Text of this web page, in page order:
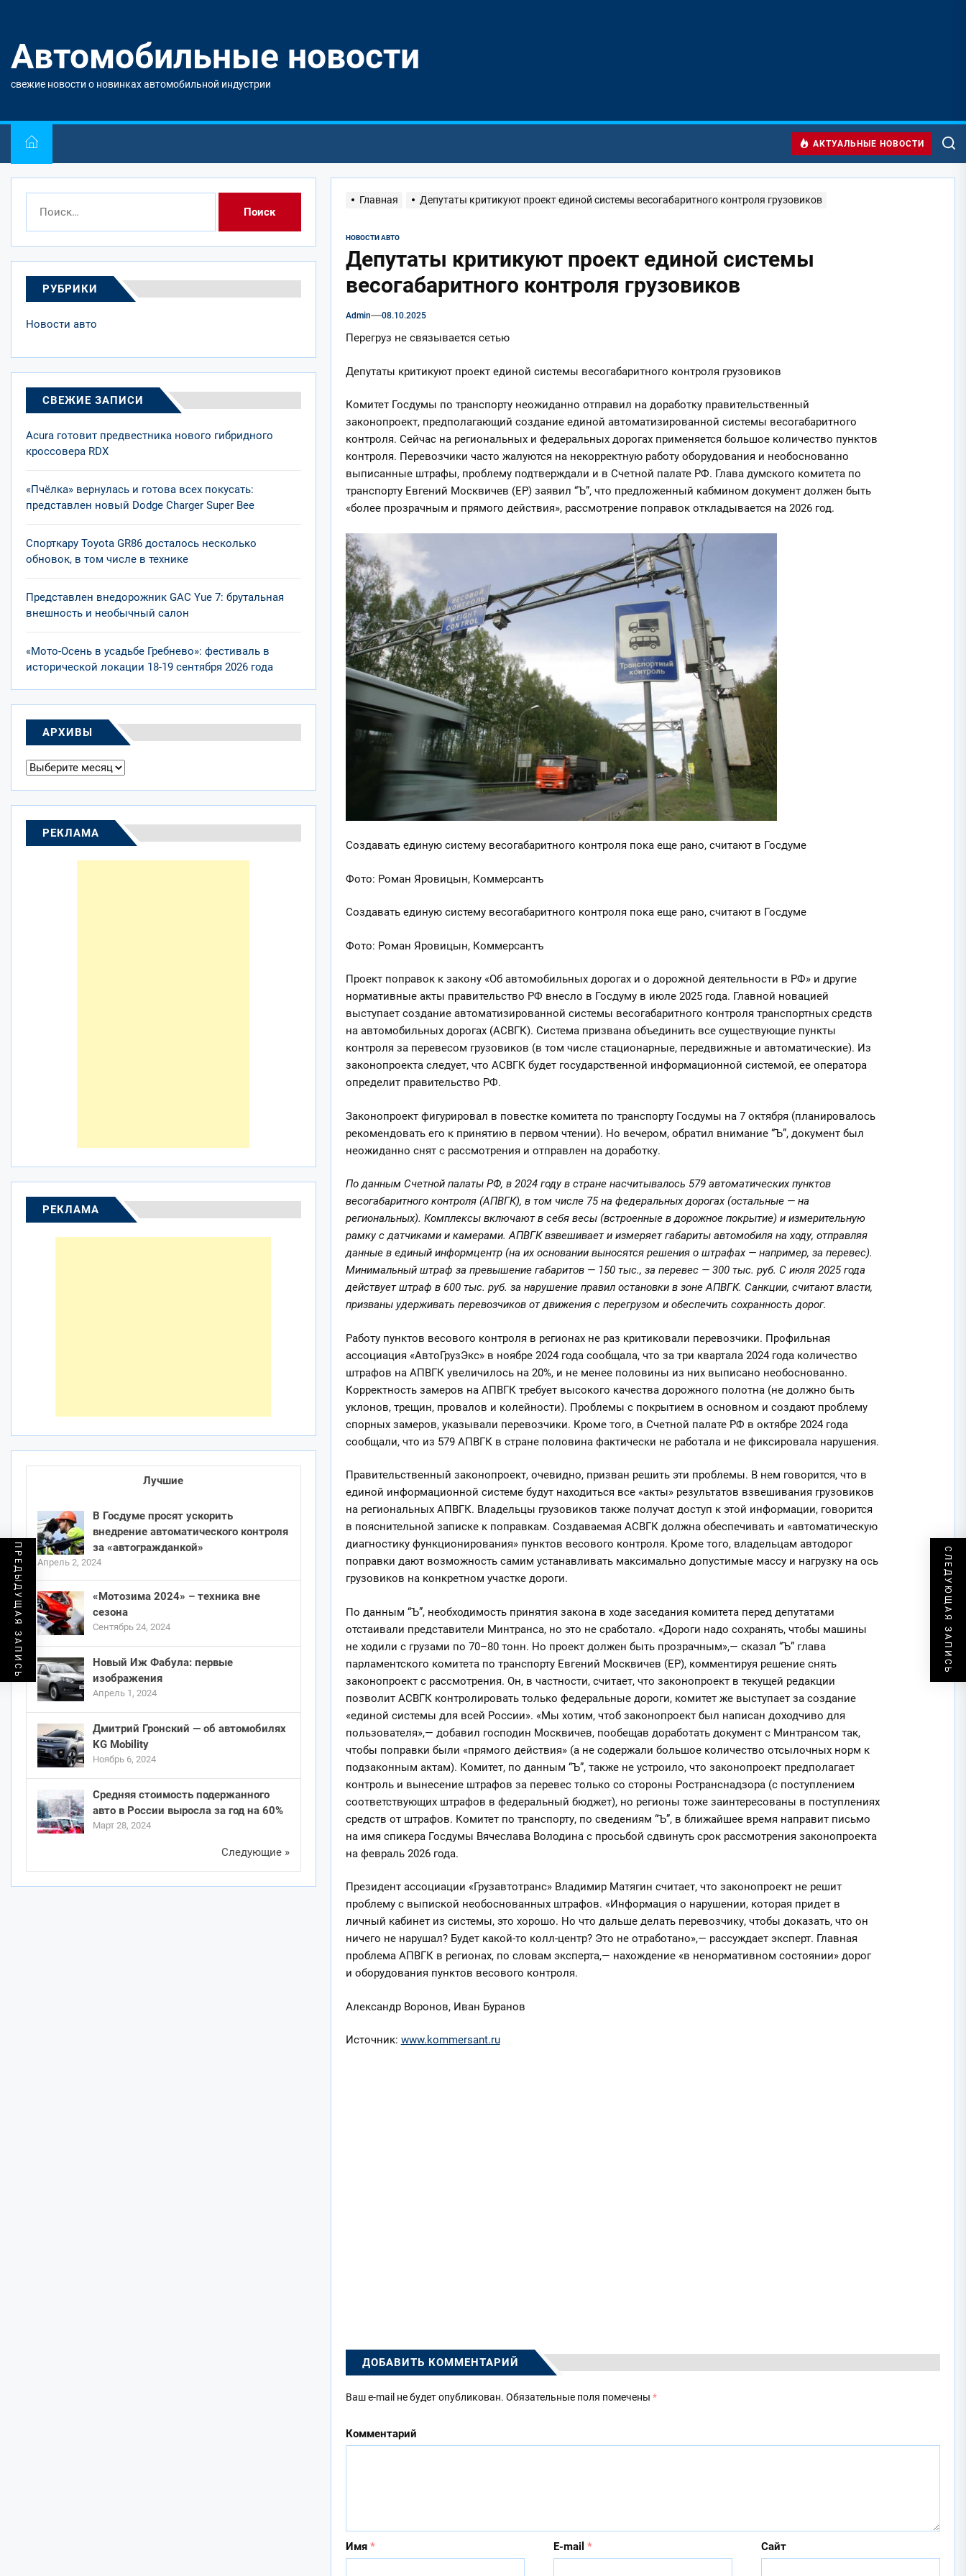
содержимому
Автомобильные новости
свежие новости о новинках автомобильной индустрии
АКТУАЛЬНЫЕ НОВОСТИ
Главная Депутаты критикуют проект единой системы весогабаритного контроля грузовиков
НОВОСТИ АВТО
Депутаты критикуют проект единой системы
весогабаритного контроля грузовиков
Admin 08.10.2025
Перегруз не связывается сетью
Депутаты критикуют проект единой системы весогабаритного контроля грузовиков
Комитет Госдумы по транспорту неожиданно отправил на доработку правительственный
законопроект, предполагающий создание единой автоматизированной системы весогабаритного
контроля. Сейчас на региональных и федеральных дорогах применяется большое количество пунктов
контроля. Перевозчики часто жалуются на некорректную работу оборудования и необоснованно
выписанные штрафы, проблему подтверждали и в Счетной палате РФ. Глава думского комитета по
транспорту Евгений Москвичев (ЕР) заявил “Ъ”, что предложенный кабмином документ должен быть
«более прозрачным и прямого действия», рассмотрение поправок откладывается на 2026 год.
Создавать единую систему весогабаритного контроля пока еще рано, считают в Госдуме
Фото: Роман Яровицын, Коммерсантъ
Создавать единую систему весогабаритного контроля пока еще рано, считают в Госдуме
Фото: Роман Яровицын, Коммерсантъ
Проект поправок к закону «Об автомобильных дорогах и о дорожной деятельности в РФ» и другие
нормативные акты правительство РФ внесло в Госдуму в июле 2025 года. Главной новацией
выступает создание автоматизированной системы весогабаритного контроля транспортных средств
на автомобильных дорогах (АСВГК). Система призвана объединить все существующие пункты
контроля за перевесом грузовиков (в том числе стационарные, передвижные и автоматические). Из
законопроекта следует, что АСВГК будет государственной информационной системой, ее оператора
определит правительство РФ.
Законопроект фигурировал в повестке комитета по транспорту Госдумы на 7 октября (планировалось
рекомендовать его к принятию в первом чтении). Но вечером, обратил внимание “Ъ”, документ был
неожиданно снят с рассмотрения и отправлен на доработку.
По данным Счетной палаты РФ, в 2024 году в стране насчитывалось 579 автоматических пунктов
весогабаритного контроля (АПВГК), в том числе 75 на федеральных дорогах (остальные — на
региональных). Комплексы включают в себя весы (встроенные в дорожное покрытие) и измерительную
рамку с датчиками и камерами. АПВГК взвешивает и измеряет габариты автомобиля на ходу, отправляя
данные в единый информцентр (на их основании выносятся решения о штрафах — например, за перевес).
Минимальный штраф за превышение габаритов — 150 тыс., за перевес — 300 тыс. руб. С июля 2025 года
действует штраф в 600 тыс. руб. за нарушение правил остановки в зоне АПВГК. Санкции, считают власти,
призваны удерживать перевозчиков от движения с перегрузом и обеспечить сохранность дорог.
Работу пунктов весового контроля в регионах не раз критиковали перевозчики. Профильная
ассоциация «АвтоГрузЭкс» в ноябре 2024 года сообщала, что за три квартала 2024 года количество
штрафов на АПВГК увеличилось на 20%, и не менее половины из них выписано необоснованно.
Корректность замеров на АПВГК требует высокого качества дорожного полотна (не должно быть
уклонов, трещин, провалов и колейности). Проблемы с покрытием в основном и создают проблему
спорных замеров, указывали перевозчики. Кроме того, в Счетной палате РФ в октябре 2024 года
сообщали, что из 579 АПВГК в стране половина фактически не работала и не фиксировала нарушения.
Правительственный законопроект, очевидно, призван решить эти проблемы. В нем говорится, что в
единой информационной системе будут находиться все «акты» результатов взвешивания грузовиков
на региональных АПВГК. Владельцы грузовиков также получат доступ к этой информации, говорится
в пояснительной записке к поправкам. Создаваемая АСВГК должна обеспечивать и «автоматическую
диагностику функционирования» пунктов весового контроля. Кроме того, владельцам автодорог
поправки дают возможность самим устанавливать максимально допустимые массу и нагрузку на ось
грузовиков на конкретном участке дороги.
По данным “Ъ”, необходимость принятия закона в ходе заседания комитета перед депутатами
отстаивали представители Минтранса, но это не сработало. «Дороги надо сохранять, чтобы машины
не ходили с грузами по 70–80 тонн. Но проект должен быть прозрачным»,— сказал “Ъ” глава
парламентского комитета по транспорту Евгений Москвичев (ЕР), комментируя решение снять
законопроект с рассмотрения. Он, в частности, считает, что законопроект в текущей редакции
позволит АСВГК контролировать только федеральные дороги, комитет же выступает за создание
«единой системы для всей России». «Мы хотим, чтоб законопроект был написан доходчиво для
пользователя»,— добавил господин Москвичев, пообещав доработать документ с Минтрансом так,
чтобы поправки были «прямого действия» (а не содержали большое количество отсылочных норм к
подзаконным актам). Комитет, по данным “Ъ”, также не устроило, что законопроект предполагает
контроль и вынесение штрафов за перевес только со стороны Ространснадзора (с поступлением
соответствующих штрафов в федеральный бюджет), но регионы тоже заинтересованы в поступлениях
средств от штрафов. Комитет по транспорту, по сведениям “Ъ”, в ближайшее время направит письмо
на имя спикера Госдумы Вячеслава Володина с просьбой сдвинуть срок рассмотрения законопроекта
на февраль 2026 года.
Президент ассоциации «Грузавтотранс» Владимир Матягин считает, что законопроект не решит
проблему с выпиской необоснованных штрафов. «Информация о нарушении, которая придет в
личный кабинет из системы, это хорошо. Но что дальше делать перевозчику, чтобы доказать, что он
ничего не нарушал? Будет какой-то колл-центр? Это не отработано»,— рассуждает эксперт. Главная
проблема АПВГК в регионах, по словам эксперта,— нахождение «в ненормативном состоянии» дорог
и оборудования пунктов весового контроля.
Александр Воронов, Иван Буранов
Источник: www.kommersant.ru
ДОБАВИТЬ КОММЕНТАРИЙ
Ваш e-mail не будет опубликован. Обязательные поля помечены *
Комментарий
Имя * E-mail * Сайт
ПРЕДЫДУЩАЯ ЗАПИСЬ СЛЕДУЮЩАЯ ЗАПИСЬ
РУБРИКИ
Новости авто
СВЕЖИЕ ЗАПИСИ
Acura готовит предвестника нового гибридного
кроссовера RDX
«Пчёлка» вернулась и готова всех покусать:
представлен новый Dodge Charger Super Bee
Спорткару Toyota GR86 досталось несколько
обновок, в том числе в технике
Представлен внедорожник GAC Yue 7: брутальная
внешность и необычный салон
«Мото-Осень в усадьбе Гребнево»: фестиваль в
исторической локации 18-19 сентября 2026 года
АРХИВЫ
Архивы
РЕКЛАМА
РЕКЛАМА
Лучшие
В Госдуме просят ускорить
внедрение автоматического контроля
за «автогражданкой»
Апрель 2, 2024
«Мотозима 2024» – техника вне
сезона
Сентябрь 24, 2024
Новый Иж Фабула: первые
изображения
Апрель 1, 2024
Дмитрий Гронский — об автомобилях
KG Mobility
Ноябрь 6, 2024
Средняя стоимость подержанного
авто в России выросла за год на 60%
Март 28, 2024
Следующие »